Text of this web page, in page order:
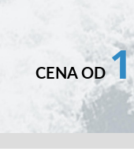
PRODEJ LODÍ
CENA OD